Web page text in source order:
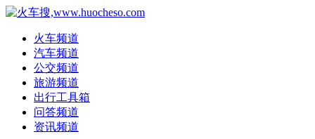
火车频道
汽车频道
公交频道
旅游频道
出行工具箱
问答频道
资讯频道